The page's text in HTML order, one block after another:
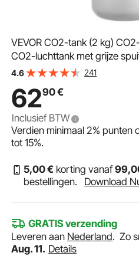
VEVOR CO2-tank (2 kg)
CO2-luchttank met grijze
handgreep en regelbare
4.6 241
6290€
Inclusief BTW
Verdien minimaal2% punten
tot15%.
5,00€ korting vanaf99
bestellingen.
Download
GRATIS verzending
Leveren aan Nederland.Zo
Aug. 11. Details